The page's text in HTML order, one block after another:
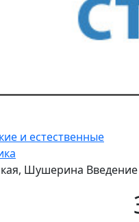
и естественные
Шушерина